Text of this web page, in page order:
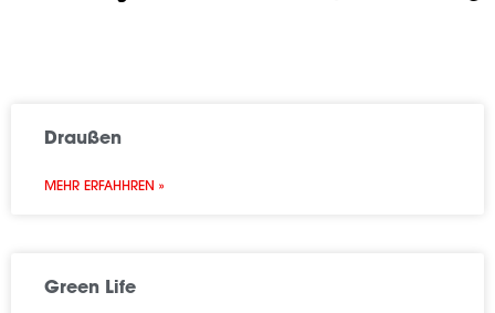
Draußen
MEHR ERFAHHREN »
Green Life